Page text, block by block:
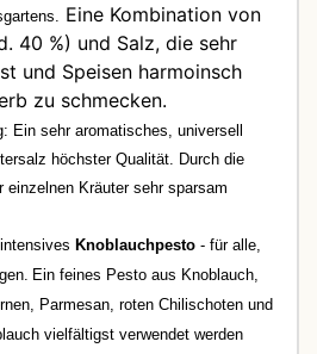
Eine Kombination von
40 %) und Salz, die sehr
und Speisen harmoinsch
zu schmecken.
Ein sehr aromatisches, universell
höchster Qualität. Durch die
einzelnen Kräuter sehr sparsam
Knoblauchpesto - für alle,
Ein feines Pesto aus Knoblauch,
Parmesan, roten Chilischoten und
vielfältigst verwendet werden